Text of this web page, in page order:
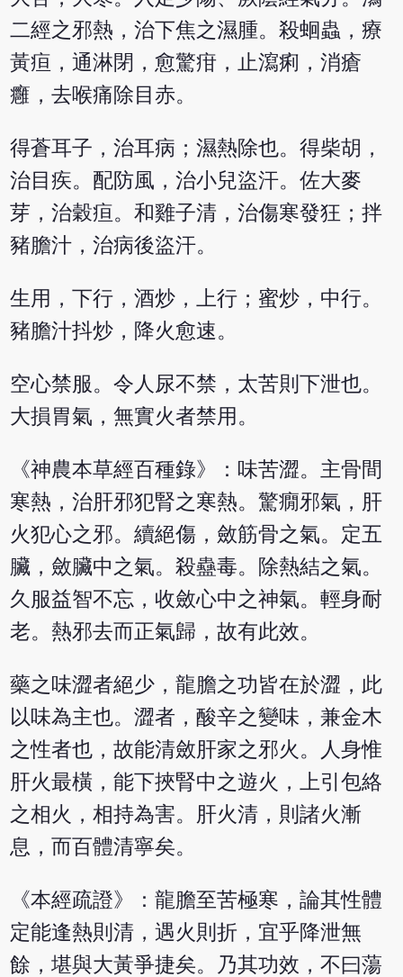
二經之邪熱，治下焦之濕腫。殺蛔蟲，療
黃疸，通淋閉，愈驚疳，止瀉痢，消瘡
癰，去喉痛除目赤。
得蒼耳子，治耳病；濕熱除也。得柴胡，
治目疾。配防風，治小兒盜汗。佐大麥
芽，治穀疸。和雞子清，治傷寒發狂；拌
豬膽汁，治病後盜汗。
生用，下行，酒炒，上行；蜜炒，中行。
豬膽汁抖炒，降火愈速。
空心禁服。令人尿不禁，太苦則下泄也。
大損胃氣，無實火者禁用。
《神農本草經百種錄》：味苦澀。主骨間
寒熱，治肝邪犯腎之寒熱。驚癇邪氣，肝
火犯心之邪。續絕傷，斂筋骨之氣。定五
臟，斂臟中之氣。殺蠱毒。除熱結之氣。
久服益智不忘，收斂心中之神氣。輕身耐
老。熱邪去而正氣歸，故有此效。
藥之味澀者絕少，龍膽之功皆在於澀，此
以味為主也。澀者，酸辛之變味，兼金木
之性者也，故能清斂肝家之邪火。人身惟
肝火最橫，能下挾腎中之遊火，上引包絡
之相火，相持為害。肝火清，則諸火漸
息，而百體清寧矣。
《本經疏證》：龍膽至苦極寒，論其性體
定能逢熱則清，遇火則折，宜乎降泄無
餘，堪與大黃爭捷矣。乃其功效，不曰蕩